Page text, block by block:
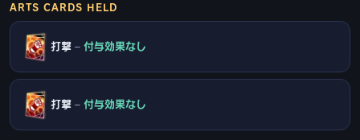
ARTS CARDS HELD
打撃 – 付与効果なし
打撃 – 付与効果なし